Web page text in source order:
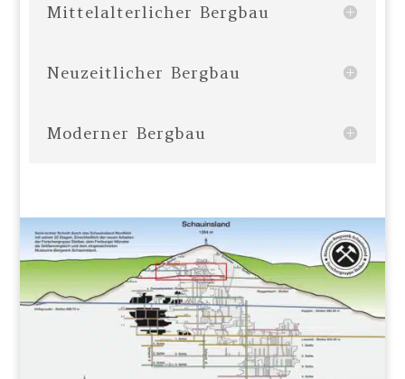
Mittelalterlicher Bergbau
Neuzeitlicher Bergbau
Moderner Bergbau